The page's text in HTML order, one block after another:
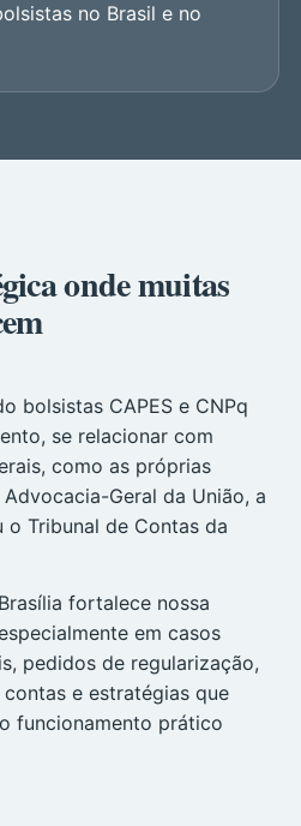
no Brasil e no
onde muitas
bolsistas CAPES e CNPq
se relacionar com
como as próprias
Geral da União, a
o Tribunal de Contas da
fortalece nossa
em casos
pedidos de regularização,
e estratégias que
funcionamento prático